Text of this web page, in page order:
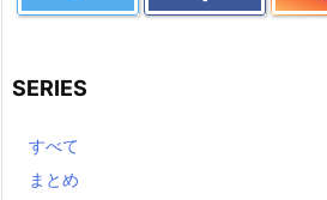
SERIES
すべて
まとめ